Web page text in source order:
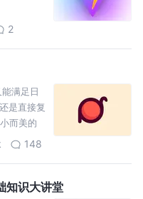
2
满足日
是直接复
而美的
，更148
知识大讲堂